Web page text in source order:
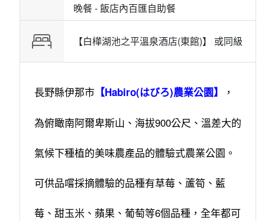
晚餐 -飯店內百匯自助餐
【白樺湖池之平溫泉酒店(東館)】 或同級
長野縣伊那市 【Habiro(はびろ)農業公園】 ，
為俯瞰南阿爾卑斯山、海拔900公尺、溫差大的
氣候下種植的美味農產品的體驗式農業公園。
可供品嚐採摘體驗的品種有草莓、蘆筍、藍
莓、甜玉米、蘋果、葡萄等6個品種，全年都可